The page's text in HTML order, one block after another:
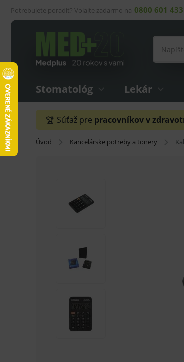
Potrebujete poradiť? Volajte zadarmo na 0800 601 433
Stomatológ Lekár
🏆 Súťaž pre pracovníkov v
Úvod Kancelárske potreby a tonery